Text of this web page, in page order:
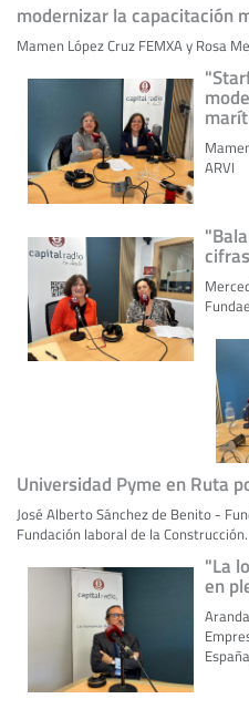
modernizar la capacitación
Mamen López Cruz FEMXA y Rosa
ARVI
Fundae
Universidad Pyme en Ruta
José Alberto Sánchez de Benito -
Fundación laboral de la Construcción.
"La
en